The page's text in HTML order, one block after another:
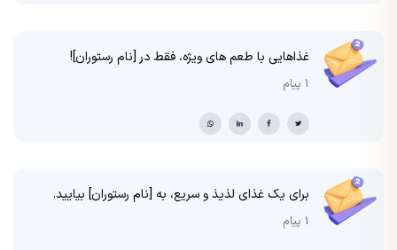
غذاهایی با طعم های ویژه، فقط در [نام رستوران]!
1 پیام
برای یک غذای لذیذ و سریع، به [نام رستوران] بیایید.
1 پیام